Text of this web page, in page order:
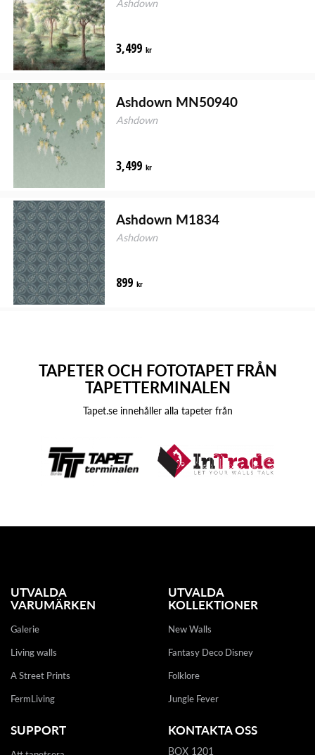
Ashdown
3,499 kr
Ashdown MN50940
Ashdown
3,499 kr
Ashdown M1834
Ashdown
899 kr
TAPETER OCH FOTOTAPET FRÅN
TAPETTERMINALEN
Tapet.se innehåller alla tapeter från
UTVALDA
VARUMÄRKEN
Galerie
Living walls
A Street Prints
FermLiving
UTVALDA
KOLLEKTIONER
New Walls
Fantasy Deco Disney
Folklore
Jungle Fever
SUPPORT KONTAKTA OSS
BOX 1201